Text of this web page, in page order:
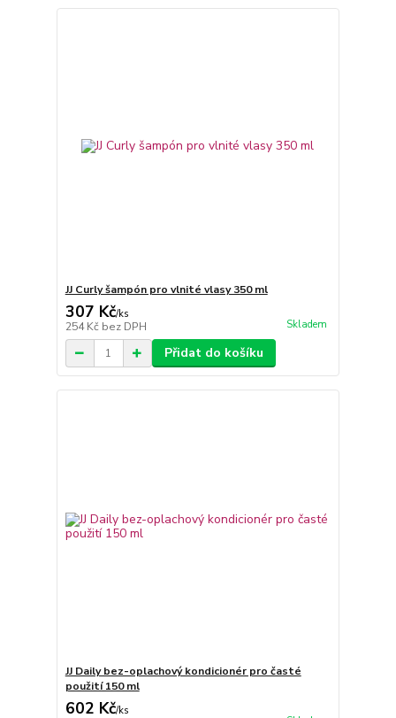
JJ Curly šampón pro vlnité vlasy 350 ml
307 Kč/ks
254 Kč bez DPH Skladem
Přidat do košíku
JJ Daily bez-oplachový kondicionér pro časté
použití 150 ml
602 Kč/ks